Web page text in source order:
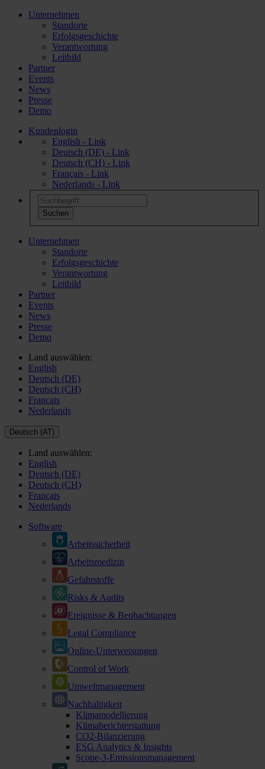
Unternehmen
Standorte
Erfolgsgeschichte
Verantwortung
Leitbild
Partner
Events
News
Presse
Demo
Kundenlogin
English - Link
Deutsch (DE) - Link
Deutsch (CH) - Link
Français - Link
Nederlands - Link
Unternehmen
Standorte
Erfolgsgeschichte
Verantwortung
Leitbild
Partner
Events
News
Presse
Demo
Land auswählen:
English
Deutsch (DE)
Deutsch (CH)
Français
Nederlands
Deutsch (AT)
Land auswählen:
English
Deutsch (DE)
Deutsch (CH)
Français
Nederlands
Software
Arbeitssicherheit
Arbeitsmedizin
Gefahrstoffe
Risks & Audits
Ereignisse & Beobachtungen
Legal Compliance
Online-Unterweisungen
Control of Work
Umweltmanagement
Nachhaltigkeit
Klimamodellierung
Klimaberichterstattung
CO2-Bilanzierung
ESG Analytics & Insights
Scope-3-Emissionsmanagement